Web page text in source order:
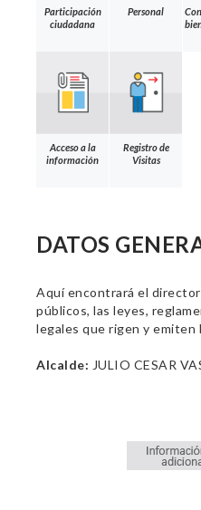
Participación
ciudadana
Personal
Acceso a la
información
Registro de
Visitas
DATOS
Aquí encontrará el
públicos, las leyes,
legales que rigen y emiten
Alcalde: JULIO CESAR